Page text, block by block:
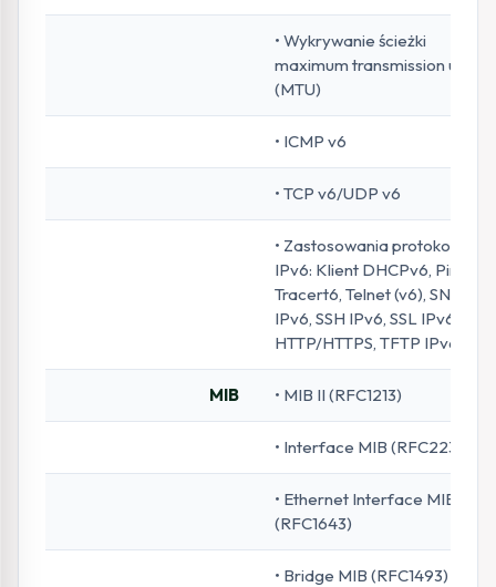
• Wykrywanie ścieżki
maximum transmission unit
(MTU)
• ICMP v6
• TCP v6/UDP v6
• Zastosowania protokołu
IPv6: Klient DHCPv6, Ping6,
Tracert6, Telnet (v6), SNMP
IPv6, SSH IPv6, SSL IPv6,
HTTP/HTTPS, TFTP IPv6
MIB • MIB II (RFC1213)
• Interface MIB (RFC2233)
• Ethernet Interface MIB
(RFC1643)
• Bridge MIB (RFC1493)